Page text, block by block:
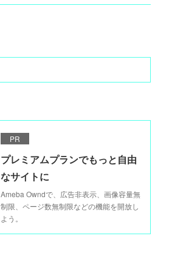
PR
プレミアムプランでもっと自由
なサイトに
Ameba Owndで、広告非表示、画像容量無
制限、ページ数無制限などの機能を開放し
よう。